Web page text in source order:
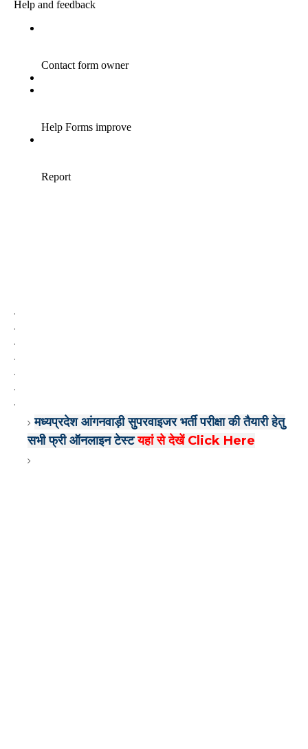
.
.
.
.
.
.
.
मध्यप्रदेश आंगनवाड़ी सुपरवाइजर भर्ती परीक्षा की तैयारी हेतु
सभी फ्री ऑनलाइन टेस्टयहां से देखें Click Here